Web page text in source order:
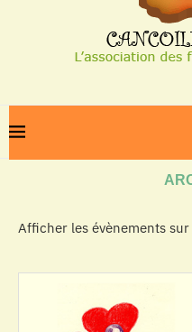
Afficher les évènements